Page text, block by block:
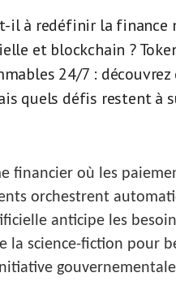
t-il à redéfinir la
et blockchain ?
24/7 :
quels défis restent à
financier où les
orchestrent
anticipe les
la science-fiction pour